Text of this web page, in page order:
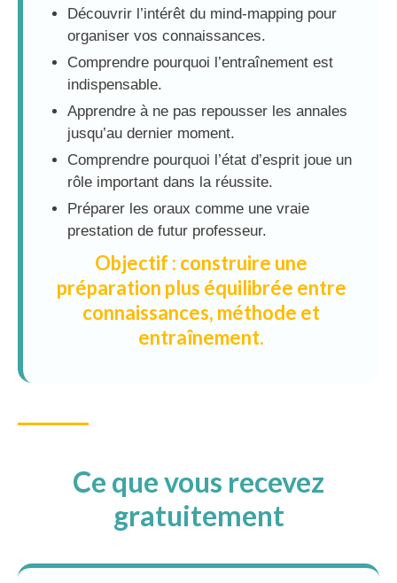
Découvrir l’intérêt du mind-mapping pour
organiser vos connaissances.
Comprendre pourquoi l’entraînement est
indispensable.
Apprendre à ne pas repousser les annales
jusqu’au dernier moment.
Comprendre pourquoi l’état d’esprit joue un
rôle important dans la réussite.
Préparer les oraux comme une vraie
prestation de futur professeur.
Objectif : construire une
préparation plus équilibrée entre
connaissances, méthode et
entraînement.
Ce que vous recevez
gratuitement